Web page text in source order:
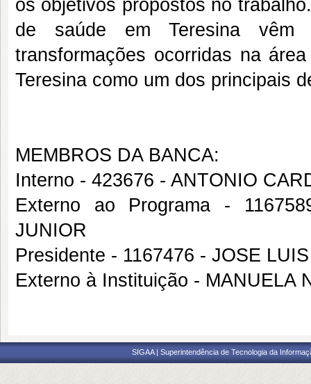
os objetivos propostos no
de saúde em Teresina vêm
transformações ocorridas na
Teresina como um dos principais
MEMBROS DA BANCA:
Interno - 423676 - ANTONIO
Externo ao Programa -
JUNIOR
Presidente - 1167476 - JOSE
Externo à Instituição - MANUELA
SIGAA | Superintendência de Tecnologia da